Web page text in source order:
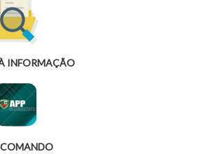
INFORMAÇÃO